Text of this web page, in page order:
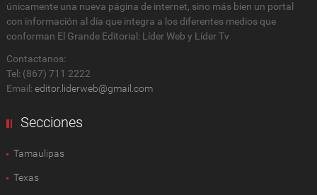
únicamente una nueva página de internet, sino más bien un portal
con información al día que integra a los diferentes medios que
conforman El Grande Editorial: Líder Web y Líder Tv
Contactanos:
Tel: (867) 711 2222
Email: editor.liderweb@gmail.com
Secciones
Tamaulipas
Texas